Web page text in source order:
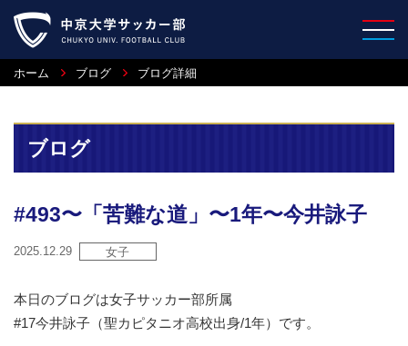
ホーム ブログ ブログ詳細
ブログ
#493〜「苦難な道」〜1年〜今井詠子
2025.12.29 女子
本日のブログは女子サッカー部所属
#17今井詠子（聖カピタニオ高校出身/1年）です。